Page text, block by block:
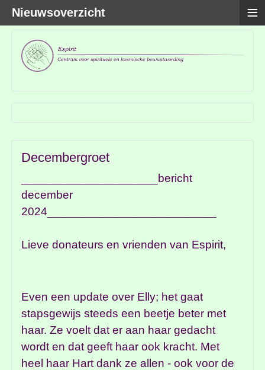
Decembergroet
_____________________bericht
december
2024__________________________
Lieve donateurs en vrienden van Espirit,
Even een update over Elly; het gaat
stapsgewijs steeds een beetje beter met
haar. Ze voelt dat er aan haar gedacht
wordt en dat geeft haar ook kracht. Met
heel haar Hart dank ze allen - ook voor de
Nieuwsoverzicht ≡